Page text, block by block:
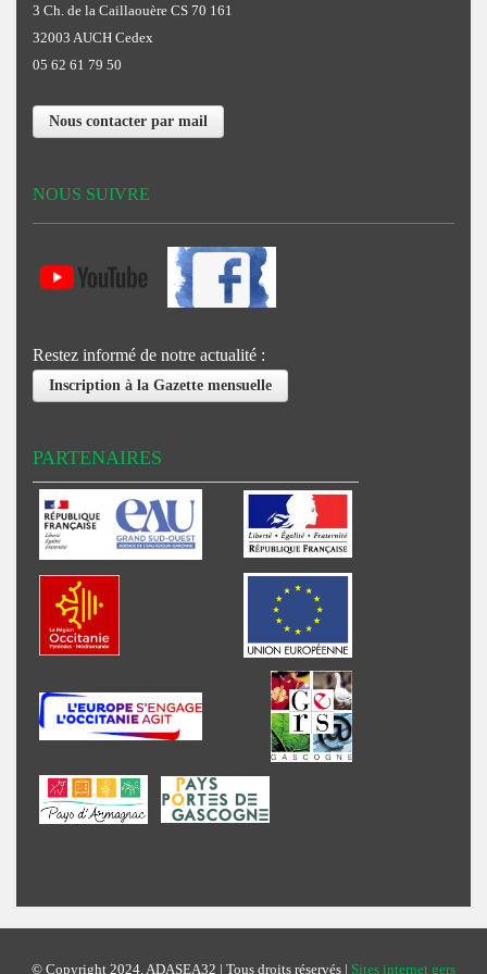
3 Ch. de la Caillaouère CS 70 161
32003 AUCH Cedex
05 62 61 79 50
Nous contacter par mail
NOUS SUIVRE
Restez informé de notre actualité :
Inscription à la Gazette mensuelle
PARTENAIRES
© Copyright 2024, ADASEA32 | Tous droits réservés | Sites internet gers